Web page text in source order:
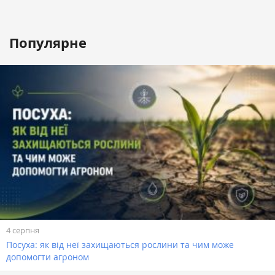
Популярне
4 серпня
Посуха: як від неї захищаються рослини та чим може
допомогти агроном